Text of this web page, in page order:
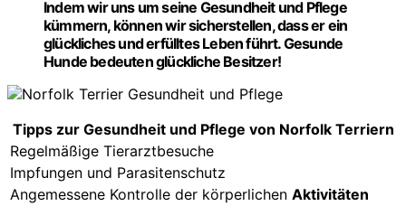
Indem wir uns um seine Gesundheit und Pflege
kümmern, können wir sicherstellen, dass er ein
glückliches und erfülltes Leben führt. Gesunde
Hunde bedeuten glückliche Besitzer!
Tipps zur Gesundheit und Pflege von Norfolk Terriern
Regelmäßige Tierarztbesuche
Impfungen und Parasitenschutz
Angemessene Kontrolle der körperlichen Aktivitäten